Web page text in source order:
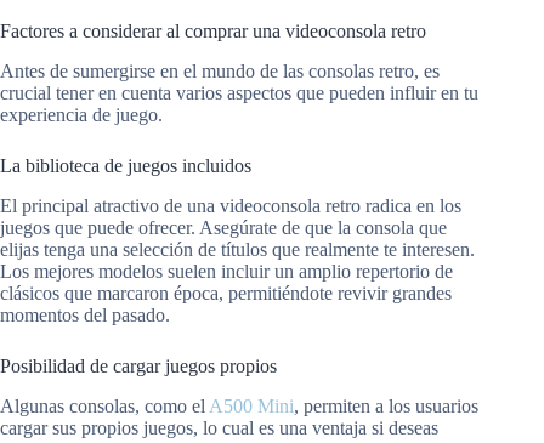
Factores a considerar al comprar una videoconsola retro
Antes de sumergirse en el mundo de las consolas retro, es
crucial tener en cuenta varios aspectos que pueden influir en tu
experiencia de juego.
La biblioteca de juegos incluidos
El principal atractivo de una videoconsola retro radica en los
juegos que puede ofrecer. Asegúrate de que la consola que
elijas tenga una selección de títulos que realmente te interesen.
Los mejores modelos suelen incluir un amplio repertorio de
clásicos que marcaron época, permitiéndote revivir grandes
momentos del pasado.
Posibilidad de cargar juegos propios
Algunas consolas, como el A500 Mini, permiten a los usuarios
cargar sus propios juegos, lo cual es una ventaja si deseas